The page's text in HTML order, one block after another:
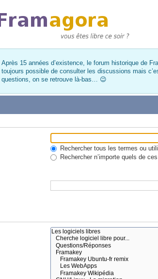
Après 15 années d’existence, le forum historique de
toujours possible de consulter les discussions mais
questions, on se retrouve là-bas… 😉
Rechercher tous les termes ou
Rechercher n’importe quels de